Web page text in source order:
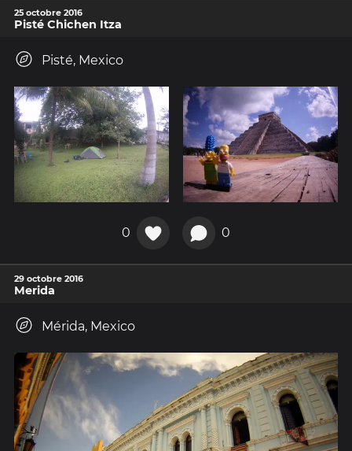
25 octobre 2016
Pisté Chichen Itza
Pisté, Mexico
0 0
29 octobre 2016
Merida
Mérida, Mexico